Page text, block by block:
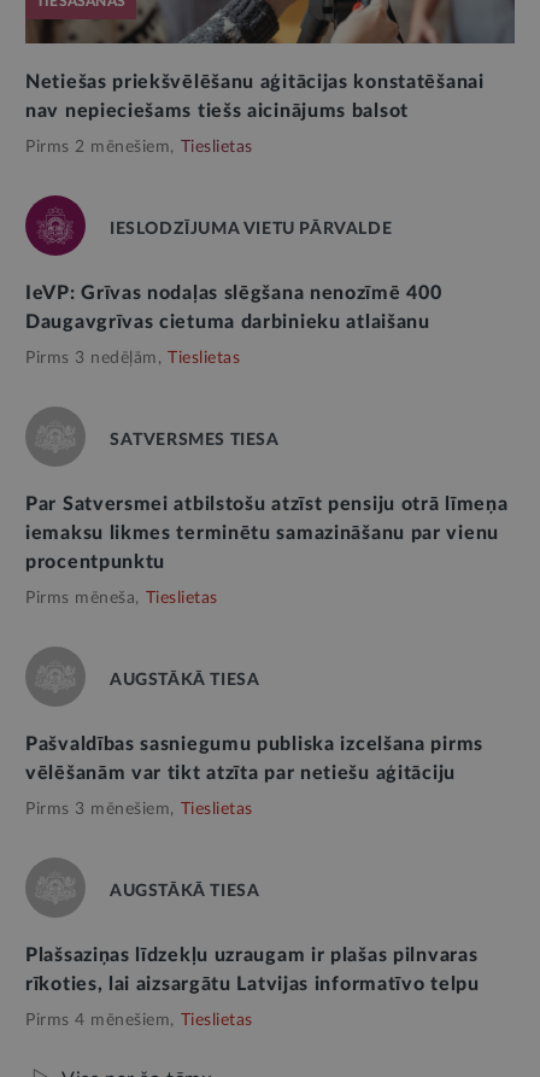
Netiešas priekšvēlēšanu aģitācijas konstatēšanai
nav nepieciešams tiešs aicinājums balsot
Pirms 2 mēnešiem, Tieslietas
IESLODZĪJUMA VIETU PĀRVALDE
IeVP: Grīvas nodaļas slēgšana nenozīmē 400
Daugavgrīvas cietuma darbinieku atlaišanu
Pirms 3 nedēļām, Tieslietas
SATVERSMES TIESA
Par Satversmei atbilstošu atzīst pensiju otrā līmeņa
iemaksu likmes terminētu samazināšanu par vienu
procentpunktu
Pirms mēneša, Tieslietas
AUGSTĀKĀ TIESA
Pašvaldības sasniegumu publiska izcelšana pirms
vēlēšanām var tikt atzīta par netiešu aģitāciju
Pirms 3 mēnešiem, Tieslietas
AUGSTĀKĀ TIESA
Plašsaziņas līdzekļu uzraugam ir plašas pilnvaras
rīkoties, lai aizsargātu Latvijas informatīvo telpu
Pirms 4 mēnešiem, Tieslietas